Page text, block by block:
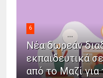
6
Νέα δωρεάν
εκπαιδευτικά
από το Μαζί για